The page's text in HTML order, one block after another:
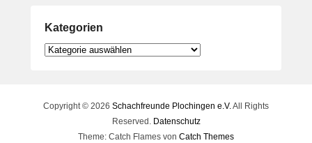
Kategorien
Kategorien
Copyright © 2026 Schachfreunde Plochingen e.V.All Rights
Reserved. Datenschutz
Theme: Catch Flames von Catch Themes